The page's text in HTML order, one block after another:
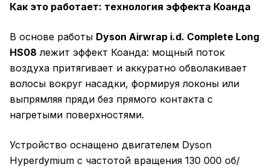
Как это работает: технология эффекта Коанда
В основе работы Dyson Airwrap i.d. Complete Long
HS08 лежит эффект Коанда: мощный поток
воздуха притягивает и аккуратно обволакивает
волосы вокруг насадки, формируя локоны или
выпрямляя пряди без прямого контакта с
нагретыми поверхностями.
Устройство оснащено двигателем Dyson
Hyperdymium с частотой вращения 130 000 об/